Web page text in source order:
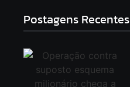
Postagens Recentes